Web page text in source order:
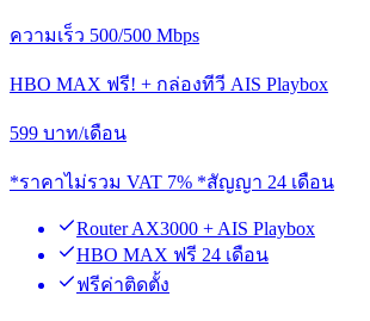
ความเร็ว 500/500 Mbps
HBO MAX ฟรี! + กล่องทีวี AIS Playbox
599 บาท/เดือน
*ราคาไม่รวม VAT 7% *สัญญา 24 เดือน
Router AX3000 + AIS Playbox
HBO MAX ฟรี 24 เดือน
ฟรีค่าติดตั้ง